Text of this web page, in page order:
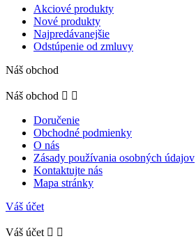
Akciové produkty
Nové produkty
Najpredávanejšie
Odstúpenie od zmluvy
Náš obchod
Náš obchod  
Doručenie
Obchodné podmienky
O nás
Zásady používania osobných údajov
Kontaktujte nás
Mapa stránky
Váš účet
Váš účet  